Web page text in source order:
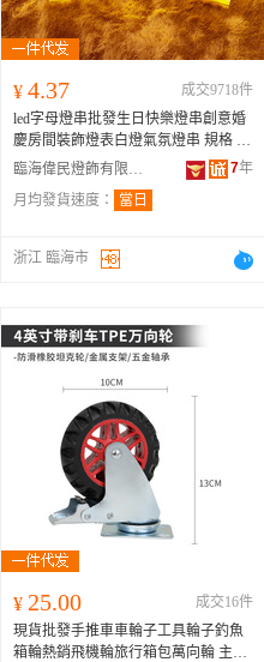
¥ 4.37
成交9718件
led字母燈串批發生日快樂燈串創意婚
慶房間裝飾燈表白燈氣氛燈串 規格 字
母A（18*21.8*4.3)、字母
(16.7*21.8*
.3)、字母D(1
6.2*21.8*4.3)、字母E(16.5*21.8*
8*4.3)、字母H(19*21.8*
.3)、字母I(9.
.3)、字母J(1
.3)、字
2*21.8*4.3)、字母O(15*21.8*
母P(16.5*21.8*4.3)、字母Q(17.5*21.8*
.3)、字母R(19*21.8*
.3)、字母T(17.7*21.8*4
母U(18.2*21.8*4.3)、字母V(17.5*21.8
.3)、字母W(22.8*21.8*
(18*21.8*4 .3)、字母Y(17.2*21.8*
3)、字母Z(15.2*21.8* 4 .3)、字母&(18.8
4.3)、數字0(1 *22*
(10.5*22*4.5)、數字2(13*22*
字3(13.4*22*
5)、數字5(13.5*22*
2* 4.5)、數字7(13*22*
.5)、字母8(13.1
*22*4 .5)、數字9(13.
臨海偉民燈飾有限公司 7年
月均發貨速度：
當日
浙江 臨海市
¥ 25.00
成交16件
現貨批發手推車車輪子工具輪子釣魚
箱輪熱銷飛機輪旅行箱包萬向輪 主要